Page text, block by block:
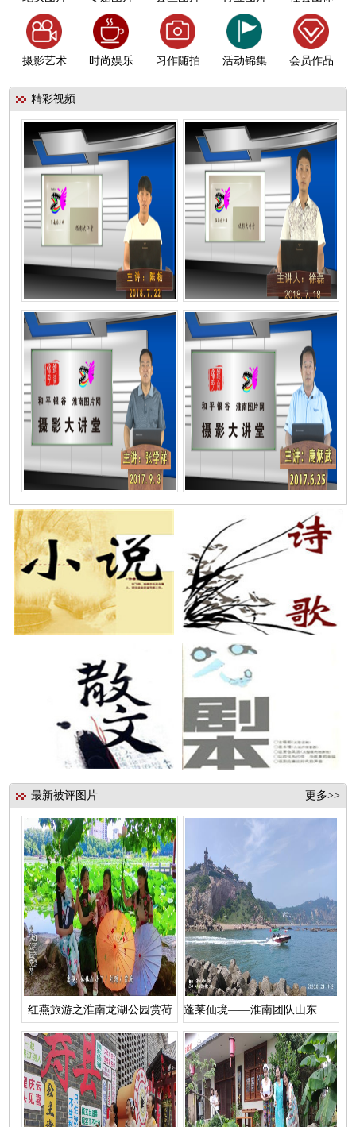
摄影艺术 时尚娱乐 习作随拍 活动锦集 会员作品
精彩视频
最新被评图片 更多>>
红燕旅游之淮南龙湖公园赏荷 蓬莱仙境——淮南团队山东半岛5日游